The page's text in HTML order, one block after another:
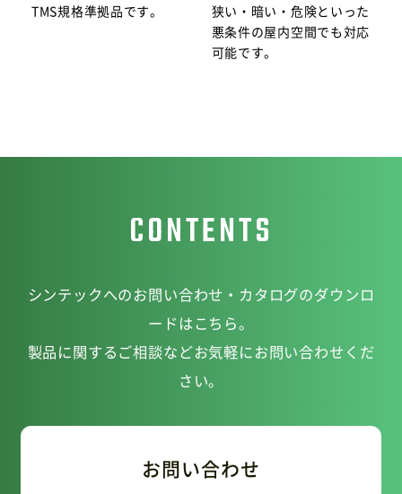
TMS規格準拠品です。
狭い・暗い・危険といった
悪条件の屋内空間でも対応
可能です。
CONTENTS
シンテックへのお問い合わせ・カタログのダウンロ
ードはこちら。
製品に関するご相談などお気軽にお問い合わせくだ
さい。
お問い合わせ